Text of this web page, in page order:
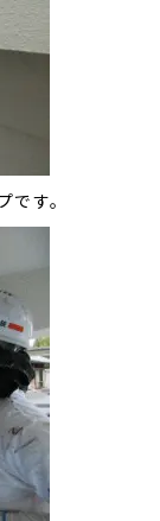
す。